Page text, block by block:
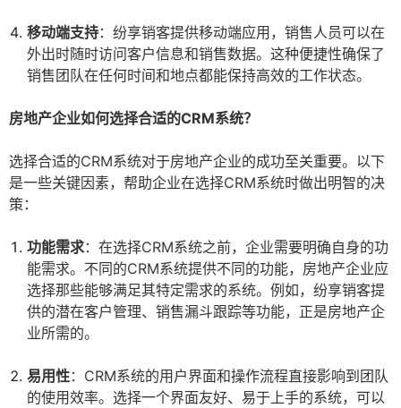
移动端支持：纷享销客提供移动端应用，销售人员可以在
外出时随时访问客户信息和销售数据。这种便捷性确保了
销售团队在任何时间和地点都能保持高效的工作状态。
房地产企业如何选择合适的CRM系统？
选择合适的CRM系统对于房地产企业的成功至关重要。以下
是一些关键因素，帮助企业在选择CRM系统时做出明智的决
策：
功能需求：在选择CRM系统之前，企业需要明确自身的功
能需求。不同的CRM系统提供不同的功能，房地产企业应
选择那些能够满足其特定需求的系统。例如，纷享销客提
供的潜在客户管理、销售漏斗跟踪等功能，正是房地产企
业所需的。
易用性：CRM系统的用户界面和操作流程直接影响到团队
的使用效率。选择一个界面友好、易于上手的系统，可以